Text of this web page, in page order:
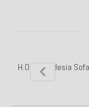
H.O.C.K. Ardesia